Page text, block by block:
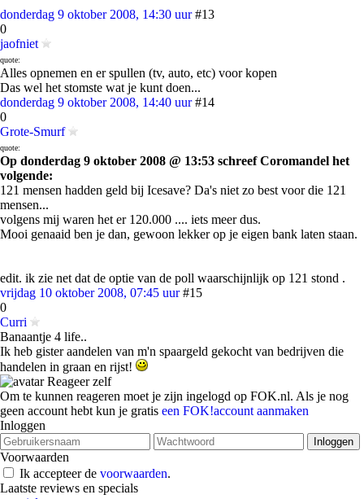
donderdag 9 oktober 2008, 14:30 uur #13
0
jaofniet
quote:
Alles opnemen en er spullen (tv, auto, etc) voor kopen
Das wel het stomste wat je kunt doen...
donderdag 9 oktober 2008, 14:40 uur #14
0
Grote-Smurf
quote:
Op donderdag 9 oktober 2008 @ 13:53 schreef Coromandel het
volgende:
121 mensen hadden geld bij Icesave? Da's niet zo best voor die 121
mensen...
volgens mij waren het er 120.000 .... iets meer dus.
Mooi genaaid ben je dan, gewoon lekker op je eigen bank laten staan.
edit. ik zie net dat de optie van de poll waarschijnlijk op 121 stond .
vrijdag 10 oktober 2008, 07:45 uur #15
0
Curri
Banaantje 4 life..
Ik heb gister aandelen van m'n spaargeld gekocht van bedrijven die
handelen in graan en rijst!
Reageer zelf
Om te kunnen reageren moet je zijn ingelogd op FOK.nl. Als je nog
geen account hebt kun je gratis een FOK!account aanmaken
Inloggen
Voorwaarden
Ik accepteer de voorwaarden.
Laatste reviews en specials